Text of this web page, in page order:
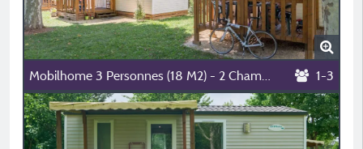
Mobilhome 3 Personnes (18 M2) - 2 Chambres (1 Lit 140 + 1 Lit 90) 1-3